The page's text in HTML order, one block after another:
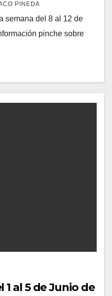
PINEDA
semana del 8 al 12 de
pinche sobre
al 5 de Junio de